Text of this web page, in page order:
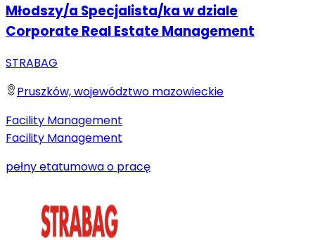
Młodszy/a Specjalista/ka w dziale
Corporate Real Estate Management
STRABAG
Pruszków, województwo mazowieckie
Facility Management
Facility Management
pełny etatumowa o pracę